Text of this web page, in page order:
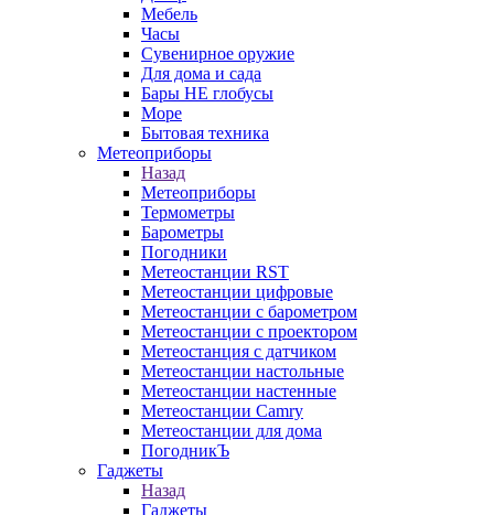
Мебель
Часы
Сувенирное оружие
Для дома и сада
Бары НЕ глобусы
Море
Бытовая техника
Метеоприборы
Назад
Метеоприборы
Термометры
Барометры
Погодники
Метеостанции RST
Метеостанции цифровые
Метеостанции с барометром
Метеостанции с проектором
Метеостанция с датчиком
Метеостанции настольные
Метеостанции настенные
Метеостанции Camry
Метеостанции для дома
ПогодникЪ
Гаджеты
Назад
Гаджеты